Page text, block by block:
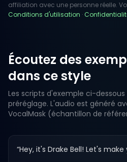
affiliation avec une personne réelle.
Conditions d'utilisation ·
Écoutez des
dans ce style
Les scripts d'exemple ci-
préréglage. L'audio est généré
VocalMask (échantillon de
“Hey, it's Drake Bell! Let's